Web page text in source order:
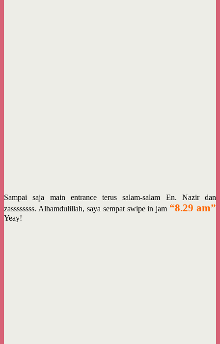
Sampai saja main entrance terus salam-salam En. Nazir dan
zassssssss. Alhamdulillah, saya sempat swipe in jam “8.29 am”
Yeay!